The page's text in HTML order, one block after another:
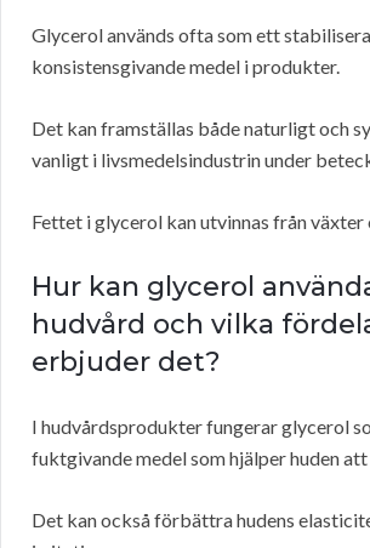
Glycerol används ofta som ett
konsistensgivande medel i produkter.
Det kan framställas både naturligt och
vanligt i livsmedelsindustrin under
Fettet i glycerol kan utvinnas från växter
Hur kan glycerol
hudvård och vilka
erbjuder det?
I hudvårdsprodukter fungerar glycerol
fuktgivande medel som hjälper huden
Det kan också förbättra hudens